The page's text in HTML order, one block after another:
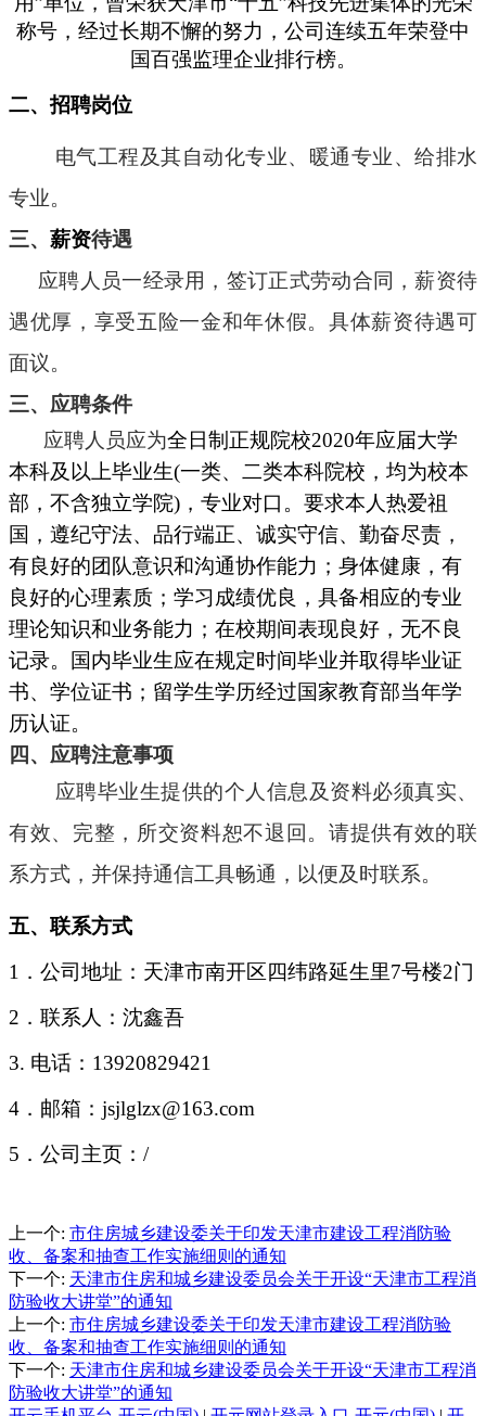
称号，经过长期不懈的努力，公司连续五年荣登中
国百强监理企业排行榜。
二、招聘岗位
电气工程及其自动化专业、暖通专业、给排水
专业。
三、 薪资待遇
应聘人员一经录用，签订正式劳动合同，薪资待
遇优厚，享受五险一金和年休假。具体薪资待遇可
面议。
三、应聘条件
应聘人员应为全日制正规院校2020年应届大学
本科及以上毕业生(一类、二类本科院校，均为校本
部，不含独立学院)，专业对口。 要求本人热爱祖
国， 遵纪守法、品行端正、诚实守信、勤奋尽责，
有良好的团队意识和沟通协作能力 ； 身体健康，有
良好的心理素质；学习成绩优良，具备相应的专业
理论知识和业务能力；在校期间表现良好，无不良
记录。国内毕业生应在规定时间毕业并取得毕业证
书、学位证书；留学生学历经过国家教育部当年学
历认证。
四、应聘注意事项
应聘毕业生提供的个人信息及资料必须真实、
有效、完整，所交资料恕不退回。请提供有效的联
系方式，并保持通信工具畅通，以便及时联系。
五、联系方式
1．公司地址：天津市南开区四纬路延生里7号楼2门
2．联系人：沈鑫吾
3. 电话：13920829421
4．邮箱：jsjlglzx@163.com
5．公司主页： /
上一个: 市住房城乡建设委关于印发天津市建设工程消防验
收、备案和抽查工作实施细则的通知
下一个: 天津市住房和城乡建设委员会关于开设“天津市工程消
防验收大讲堂”的通知
上一个: 市住房城乡建设委关于印发天津市建设工程消防验
收、备案和抽查工作实施细则的通知
下一个: 天津市住房和城乡建设委员会关于开设“天津市工程消
防验收大讲堂”的通知